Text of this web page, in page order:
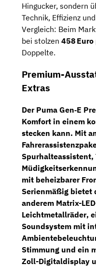
Hingucker, sondern
Technik, Effizienz
Vergleich: Beim
bei stolzen 458
Doppelte.
Premium-
Extras
Der Puma Gen‑E
Komfort in einem
stecken kann. Mit
Spurhalteassistent,
mit beheizbarer
Serienmäßig bietet
anderem Matrix-
Leichtmetallräder,
Soundsystem mit
Stimmung und ein
Zoll-Digitaldisplay